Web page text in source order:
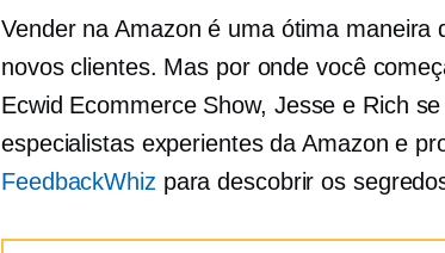
Vender na Amazon é uma ótima maneira
novos clientes. Mas por onde você
Ecwid EcommerceShow, Jesse e Rich
especialistas experientes da Amazon e
FeedbackWhiz para descobrir os